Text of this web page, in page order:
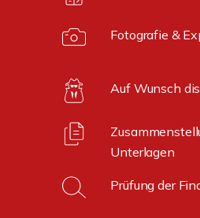
Fotografie &
Auf Wunsch
Unterlagen
Prüfung der